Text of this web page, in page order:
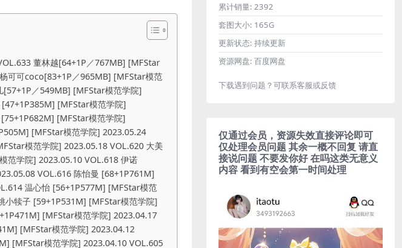
瓶子[48+1P／399MB] [MFStar模范学院] 2021.05.14 VOL.495 水水er[54+1P／489MB] [MFStar模范学院] 2021.05.10 VOL.494 婠婠么[37+1P／324MB] [MFStar模范学院] 2021.05.08 VOL.493 玉兔miki[45+1P／395MB] [MFStar模范学院] 2021.05.07 VOL.492 芊澄[55+1P／497MB] [MFStar模范学院] 2021.05.06 VOL.491 Laura苏雨彤[42+1P／319MB] [MFStar模范学院] 2021.04.30 VOL.490 水水er[58+1P／622MB] [MFStar模范学院] 2021.04.29 VOL.489 小果冻儿[49+1P／448MB] [MFStar模范学院] 2021.04.28 VOL.488 奶瓶子[40+1P／385MB] [MFStar模范学院] 2021.04.26 VOL.487 白茹雪Abby[40+1P／339MB] [MFStar模范学院] 2021.04.25 VOL.486 模特合集[51+1P／555MB] [MFStar模范学院] 2021.04.23 VOL.485 yoo优优[45+1P／478MB] [MFStar模范学院] 2021.04.21 VOL.484 Arude薇薇[50+1P／487MB] [MFStar模范学院] 2021.04.20 VOL.483 墨韩[45+1P／470MB] [MFStar模范学院] 2021.04.15 VOL.482 人间荒糖 [55P+438MB] [MFStar模范学院] 2021.04.12 VOL.481 春药儿 [46P+324M] [MFStar模范学院] 2021.04.09 VOL.480 Arude薇薇 [45P+444M] [MFStar模范学院] 2021.04.08 VOL.479 模特合集 [71P+659M] [MFStar模范学院] 2021.04.07 VOL.478 人间荒糖 [49P+497M] [MFStar模范学院] 2021.04.06 VOL.477 星萌 [44P+444M] [MFStar模范学院] 2021.03.31 VOL.476 yoo优优 [54P+498M] [MFStar模范学院] 2021.03.29 VOL.475 芊澄 [58P+638M] [MFStar模范学院] 2021.03.26 VOL.474 人间荒糖 [63P+673M] [MFStar模范学院] 2021.03.24 VOL.473 果果吖 [41P+295M] [MFStar模范学院] 2021.03.22 VOL.472 玉兔miki [57P+578M] [MFStar模范学院] 2021.03.19 VOL.471 yoo优优 [65P+661M] [MFStar模范学院] 2021.03.18 VOL.470 母崽崽 [39P+381M] [MFStar模范学院] 2021.03.17 VOL.469 顾乔楠（乔巧） [41P+441M] [MFStar模范学院] 2021.03.15 Vol.468 蛇蛇slay[42+1P／426MB] [MFStar模范学院] 2021.03.12 VOL.467 小果冻儿[42+1P／429MB] [MFStar模范学院] 2021.03.10 VOL.466 fairy如歌[50+1P／545MB] [MFStar模范学院] 2021.03.08 Vol.465 婠婠么 [MFStar模范学院] 2021.03.05 Vol.464 安琪Yee[51+1P541MB] [MFStar模范学院] 2021.03.03 Vol.463 小波多[37+1P429MB] [MFStar模范学院] 2021.03.01 Vol.462 桃香子[41+1P／414MB] [MFStar模范学院] 2021.02.26 VOL.461 薛琪琪sandy[54+1P／570MB] [MFStar模范学院] 2021.02.24 VOL.460 婠婠么[63+1P／637MB] [MFStar模范学院] 2021.02.22 Vol.459 母崽崽[35+1P／321MB] [MFStar模范学院] 2021.02.20 Vol.458 郑颖姗Bev[53+1P／529MB] [MFStar模范学院] 2021.02.08 Vol.457 水水er[51+1P／483MB] [MFStar模范学院] 2021.02.07 Vol.456 婠婠么[47+1P／441MB] [MFStar模范学院] 2021.02.05 Vol.455 水水er[68+1P／687MB] [MFStar模范学院] 2021.02.04 Vol.454 郑颖姗Bev[34+1P／358MB] [MFStar模范学院] 2021.02.03 Vol.453 Laura苏雨彤[43+1P／410MB] [MFStar模范学院] 2021.02.02 Vol.452 顾乔楠[40+1P／370MB] [MFStar模范学院] 2021.02.01 Vol.451 模特合集[53+1P／513MB] [MFStar模范学院] 2021.01.29 VOL.450 水水er[60P611MB] [MFStar模范学院] 2021.01.28 VOL.449 锅包又you[51P476MB] [MFStar模范学院] 2021.01.27 VOL.448 Laura苏雨彤[40P412MB] [MFStar模范学院] 2021.01.26 VOL.447 小果冻儿[40P466MB] [MFStar模范学院] 2021.01.25 VOL.446 安琪Yee[50P506MB] [MFStar模范学院] 2021.01.22 VOL.445 娜比[44P491MB] [MFStar模范学院] 2021.01.21 VOL.444 fairy如歌[39P465MB] [MFStar模范学院] 2021.01.20 VOL.443 桃香子[41P424MB] [MFStar模范学院] 2021.01.19 VOL.442 小波多[49P483MB] [MFStar模范学院] 2021.01.18 VOL.441 方子萱[58P593MB [MFStar模范学院] 2021.01.15 VOL.440 水水er[38P425MB] [MFStar模范学院] 2021.01.14 VOL.439 小果冻儿[49P541MB] [MFStar模范学院] 2021.01.13 VOL.438 yoo优优[40P380MB] [MFStar模范学院] 2021.01.12 VOL.437 lsabelle贵贵[36P411MB] [MFStar模范学院] 2021.01.11
累计销量: 2392
套图大小: 165G
更新状态: 持续更新
资源网盘: 百度网盘
下载遇到问题？可联系客服或反馈
仅通过会员，资源失效直接评论即可
仅处理会员问题 其余一概不回复 请直
接说问题 不要发你好 在吗这类无意义
内容 看到有空会第一时间处理